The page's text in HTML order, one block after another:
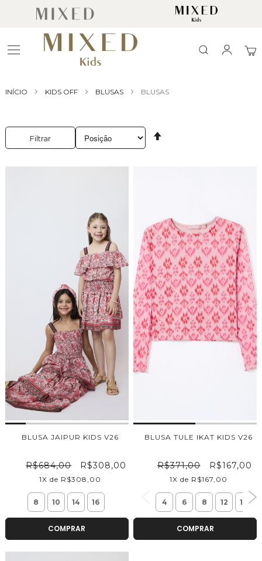
Search
INÍCIO KIDS OFF BLUSAS BLUSAS
Filtrar
BLUSA JAIPUR KIDS V26
R$684,00 R$308,00
1X de R$308,00
8 10 14 16
COMPRAR
BLUSA TULE IKAT KIDS V26
R$371,00 R$167,00
1X de R$167,00
4 6 8 12 14
COMPRAR